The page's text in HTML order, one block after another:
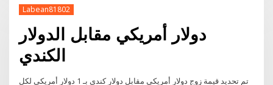
Labean81802
دولار أمريكي مقابل الدولار
الكندي
تم تحديد قيمة زوج دولار أمريكي مقابل دولار كندي بـ 1 دولار أمريكي لكل